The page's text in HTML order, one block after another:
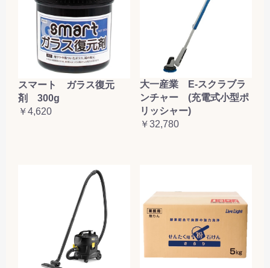
スマート ガラス復元
剤 300g
￥4,620
大一産業 E-スクラブラ
ンチャー (充電式小型ポ
リッシャー)
￥32,780